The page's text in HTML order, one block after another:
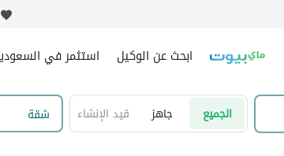
ابحث عن الوكيل استثمر في
الجميع جاهز قيد الإنشاء شقة